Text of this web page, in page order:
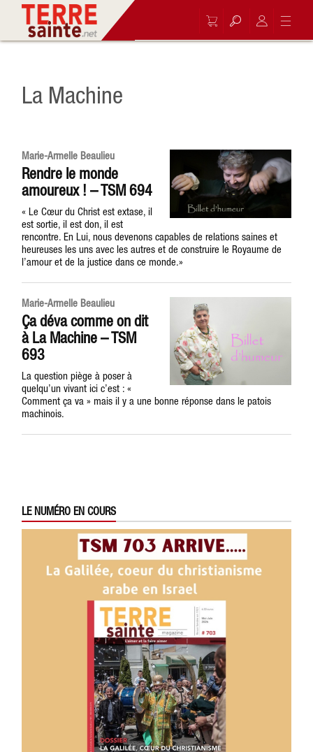
La Machine
Marie-Armelle Beaulieu
Rendre le monde
amoureux ! – TSM 694
« Le Cœur du Christ est extase, il
est sortie, il est don, il est
rencontre. En Lui, nous devenons capables de relations saines et
heureuses les uns avec les autres et de construire le Royaume de
l’amour et de la justice dans ce monde.»
Marie-Armelle Beaulieu
Ça déva comme on dit
à La Machine – TSM
693
La question piège à poser à
quelqu’un vivant ici c’est : «
Comment ça va » mais il y a une bonne réponse dans le patois
machinois.
LE NUMÉRO EN COURS